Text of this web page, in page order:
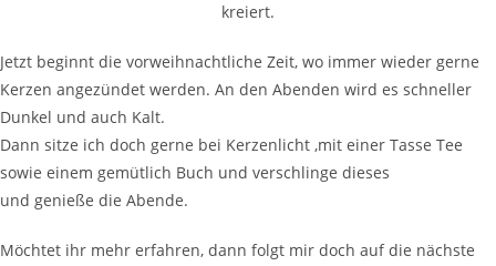
kreiert.
Jetzt beginnt die vorweihnachtliche Zeit, wo immer wieder gerne
Kerzen angezündet werden. An den Abenden wird es schneller
Dunkel und auch Kalt.
Dann sitze ich doch gerne bei Kerzenlicht ,mit einer Tasse Tee
sowie einem gemütlich Buch und verschlinge dieses
und genieße die Abende.
Möchtet ihr mehr erfahren, dann folgt mir doch auf die nächste